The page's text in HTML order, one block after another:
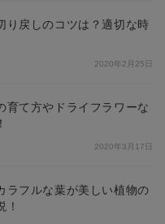
り戻しのコツは？適切な時
2020年2月25日
育て方やドライフラワーな
2020年3月17日
ラフルな葉が美しい植物の
！